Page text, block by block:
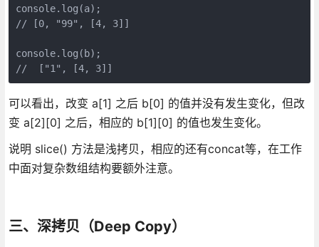
console.log(a);
// [0, "99", [4, 3]]
console.log(b);
//  ["1", [4, 3]]
可以看出，改变 a[1] 之后 b[0] 的值并没有发生变化，但改
变 a[2][0] 之后，相应的 b[1][0] 的值也发生变化。
说明 slice() 方法是浅拷贝，相应的还有concat等，在工作
中面对复杂数组结构要额外注意。
三、深拷贝（Deep Copy）